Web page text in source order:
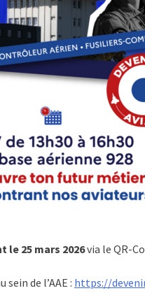
le 25 mars 2026via le QR-
de l’AAE : https://